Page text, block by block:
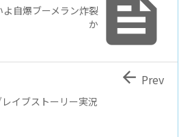

自爆ブーメラン炸裂
か
イブストーリー実況
 Prev